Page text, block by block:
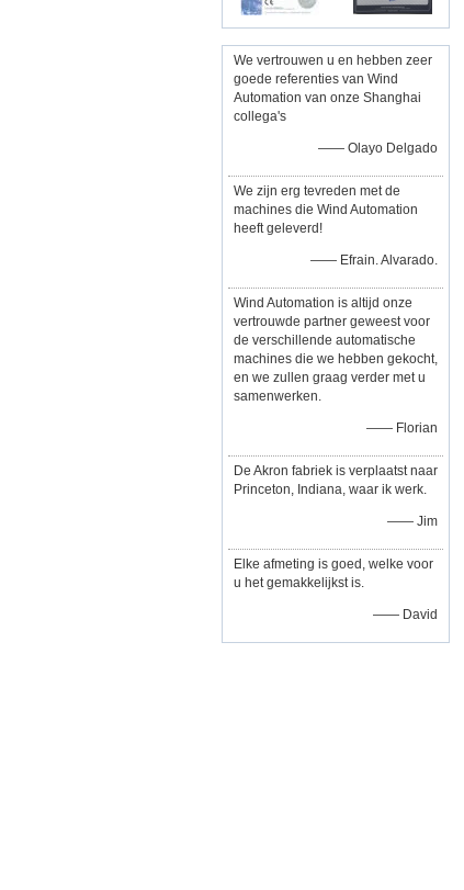
We vertrouwen u en hebben zeer
goede referenties van Wind
Automation van onze Shanghai
collega's
—— Olayo Delgado
We zijn erg tevreden met de
machines die Wind Automation
heeft geleverd!
—— Efrain. Alvarado.
Wind Automation is altijd onze
vertrouwde partner geweest voor
de verschillende automatische
machines die we hebben gekocht,
en we zullen graag verder met u
samenwerken.
—— Florian
De Akron fabriek is verplaatst naar
Princeton, Indiana, waar ik werk.
—— Jim
Elke afmeting is goed, welke voor
u het gemakkelijkst is.
—— David